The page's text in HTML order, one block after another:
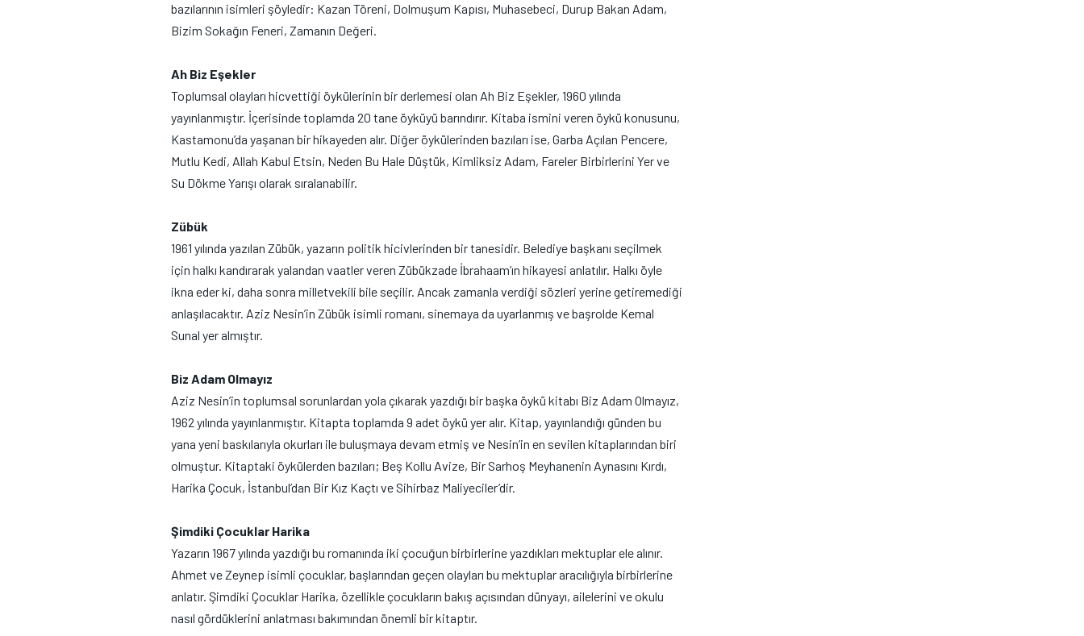
bazılarının isimleri şöyledir: Kazan Töreni, Dolmuşum Kapısı, Muhasebeci, Durup Bakan Adam,
Bizim Sokağın Feneri, Zamanın Değeri.
Ah Biz Eşekler
Toplumsal olayları hicvettiği öykülerinin bir derlemesi olan Ah Biz Eşekler, 1960 yılında
yayınlanmıştır. İçerisinde toplamda 20 tane öyküyü barındırır. Kitaba ismini veren öykü konusunu,
Kastamonu’da yaşanan bir hikayeden alır. Diğer öykülerinden bazıları ise, Garba Açılan Pencere,
Mutlu Kedi, Allah Kabul Etsin, Neden Bu Hale Düştük, Kimliksiz Adam, Fareler Birbirlerini Yer ve
Su Dökme Yarışı olarak sıralanabilir.
Zübük
1961 yılında yazılan Zübük, yazarın politik hicivlerinden bir tanesidir. Belediye başkanı seçilmek
için halkı kandırarak yalandan vaatler veren Zübükzade İbrahaam’ın hikayesi anlatılır. Halkı öyle
ikna eder ki, daha sonra milletvekili bile seçilir. Ancak zamanla verdiği sözleri yerine getiremediği
anlaşılacaktır. Aziz Nesin’in Zübük isimli romanı, sinemaya da uyarlanmış ve başrolde Kemal
Sunal yer almıştır.
Biz Adam Olmayız
Aziz Nesin’in toplumsal sorunlardan yola çıkarak yazdığı bir başka öykü kitabı Biz Adam Olmayız,
1962 yılında yayınlanmıştır. Kitapta toplamda 9 adet öykü yer alır. Kitap, yayınlandığı günden bu
yana yeni baskılarıyla okurları ile buluşmaya devam etmiş ve Nesin’in en sevilen kitaplarından biri
olmuştur. Kitaptaki öykülerden bazıları; Beş Kollu Avize, Bir Sarhoş Meyhanenin Aynasını Kırdı,
Harika Çocuk, İstanbul’dan Bir Kız Kaçtı ve Sihirbaz Maliyeciler’dir.
Şimdiki Çocuklar Harika
Yazarın 1967 yılında yazdığı bu romanında iki çocuğun birbirlerine yazdıkları mektuplar ele alınır.
Ahmet ve Zeynep isimli çocuklar, başlarından geçen olayları bu mektuplar aracılığıyla birbirlerine
anlatır. Şimdiki Çocuklar Harika, özellikle çocukların bakış açısından dünyayı, ailelerini ve okulu
nasıl gördüklerini anlatması bakımından önemli bir kitaptır.